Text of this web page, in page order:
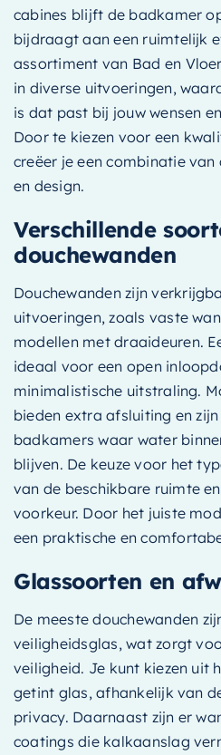
cabines blijft de badkamer
bijdraagt aan een ruimtelijk
assortiment van Bad en
in diverse uitvoeringen,
is dat past bij jouw wensen
Door te kiezen voor een
creëer je een combinatie
en design.
Verschillende
douchewanden
Douchewanden zijn
uitvoeringen, zoals vaste
modellen met draaideuren.
ideaal voor een open
minimalistische uitstraling.
bieden extra afsluiting en
badkamers waar water
blijven. De keuze voor het
van de beschikbare ruimte
voorkeur. Door het juiste
een praktische en
Glassoorten en
De meeste douchewanden
veiligheidsglas, wat zorgt
veiligheid. Je kunt kiezen uit
getint glas, afhankelijk van
privacy. Daarnaast zijn er
coatings die kalkaanslag